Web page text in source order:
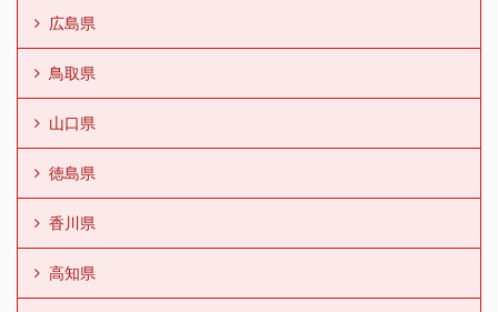
広島県
鳥取県
山口県
徳島県
香川県
高知県